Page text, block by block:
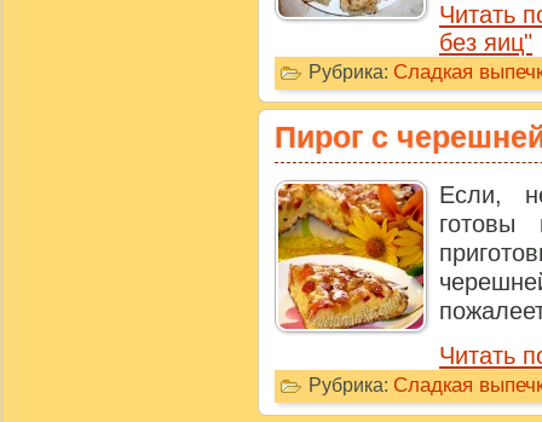
Читать
без яиц"
Рубрика: Сладкая
Пирог с
Если,
готовы
Читать
Рубрика: Сладкая